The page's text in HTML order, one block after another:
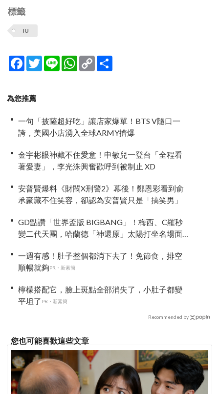
標籤
IU
Facebook
TwitterLine WhatsApp
Copy
Link
為您推薦
一句「披薩超好吃」讓店家爆單！BTS V隨口一
誇，美國小店湧入全球ARMY擠爆
金宇彬眼神藏不住愛意！申敏兒一登台「全程看
著愛妻」，李光洙興奮歡呼到被制止 XD
安普賢爆料《財閥X刑警2》幕後！鄭恩彩看到俞
承豪藏不住笑容，卻認為安普賢只是「搞笑男」
GD點讚「世界盃版 BIGBANG」！梅西、C羅秒
變二代天團，哈蘭德「神還原」太陽打坐名場面
一週有感！肚子整個都消下去了！免節食，排空
順暢就夠PR・新素簡
檸檬搭配它，臉上斑點全部消失了，小肚子都變
平坦了 PR・新素簡
Recommended by
您也可能喜歡這些文章